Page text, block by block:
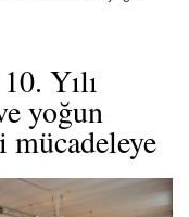
Yılı
yoğun
mücadeleye